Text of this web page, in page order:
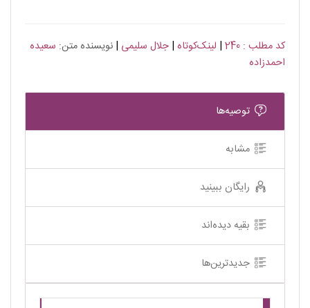
کد مطلب : 240 | لینک‌کوتاه | جلال سلیمی | نویسنده متن: سعیده
احمدزاده
توصیه‌ها
مشابه
رایگان ببینید
بقیه دیده‌اند
جدیدترین‌ها